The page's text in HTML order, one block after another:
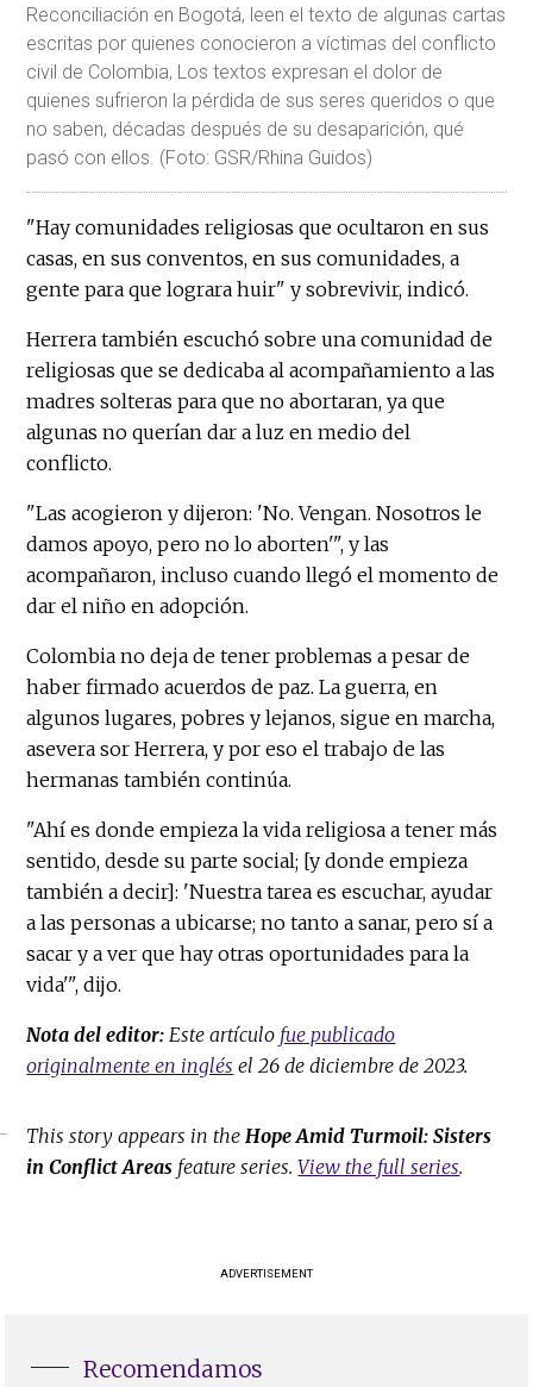
Reconciliación en Bogotá, leen el texto de algunas cartas
escritas por quienes conocieron a víctimas del conflicto
civil de Colombia, Los textos expresan el dolor de
quienes sufrieron la pérdida de sus seres queridos o que
no saben, décadas después de su desaparición, qué
pasó con ellos. (Foto: GSR/Rhina Guidos)
"Hay comunidades religiosas que ocultaron en sus
casas, en sus conventos, en sus comunidades, a
gente para que lograra huir" y sobrevivir, indicó.
Herrera también escuchó sobre una comunidad de
religiosas que se dedicaba al acompañamiento a las
madres solteras para que no abortaran, ya que
algunas no querían dar a luz en medio del
conflicto.
"Las acogieron y dijeron: 'No. Vengan. Nosotros le
damos apoyo, pero no lo aborten'", y las
acompañaron, incluso cuando llegó el momento de
dar el niño en adopción.
Colombia no deja de tener problemas a pesar de
haber firmado acuerdos de paz. La guerra, en
algunos lugares, pobres y lejanos, sigue en marcha,
asevera sor Herrera, y por eso el trabajo de las
hermanas también continúa.
"Ahí es donde empieza la vida religiosa a tener más
sentido, desde su parte social; [y donde empieza
también a decir]: 'Nuestra tarea es escuchar, ayudar
a las personas a ubicarse; no tanto a sanar, pero sí a
sacar y a ver que hay otras oportunidades para la
vida'", dijo.
Nota del editor: Este artículo fue publicado
originalmente en inglés el 26 de diciembre de 2023.
This story appears in the Hope Amid Turmoil: Sisters
in Conflict Areas feature series.View the full series.
ADVERTISEMENT
Recomendamos